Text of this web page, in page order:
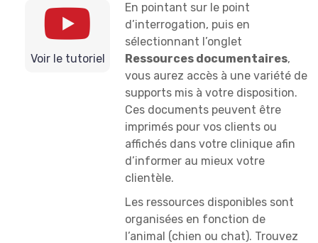
Voir le tutoriel
En pointant sur le point
d’interrogation, puis en
sélectionnant l’onglet
Ressources documentaires,
vous aurez accès à une variété de
supports mis à votre disposition.
Ces documents peuvent être
imprimés pour vos clients ou
affichés dans votre clinique afin
d’informer au mieux votre
clientèle.
Les ressources disponibles sont
organisées en fonction de
l’animal (chien ou chat). Trouvez